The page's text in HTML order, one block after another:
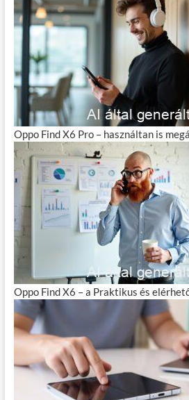
Oppo Find X6 Pro – használtan is
Oppo Find X6 – a Praktikus és